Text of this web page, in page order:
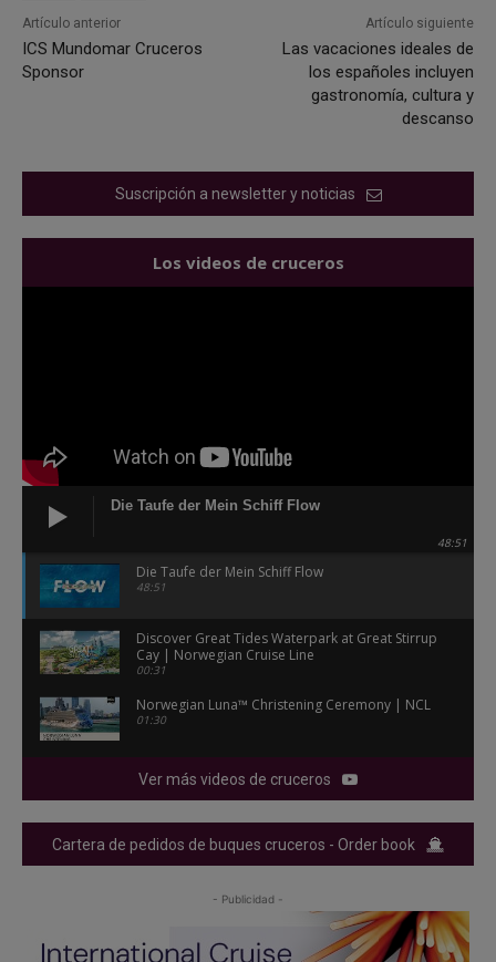
Artículo anterior
ICS Mundomar Cruceros
Sponsor
Artículo siguiente
Las vacaciones ideales de
los españoles incluyen
gastronomía, cultura y
descanso
Suscripción a newsletter y noticias
Los videos de cruceros
Die Taufe der Mein Schiff Flow
48:51
Die Taufe der Mein Schiff Flow
48:51
Discover Great Tides Waterpark at Great Stirrup
Cay | Norwegian Cruise Line
00:31
Norwegian Luna™ Christening Ceremony | NCL
01:30
Ver más videos de cruceros
Cartera de pedidos de buques cruceros - Order book
- Publicidad -